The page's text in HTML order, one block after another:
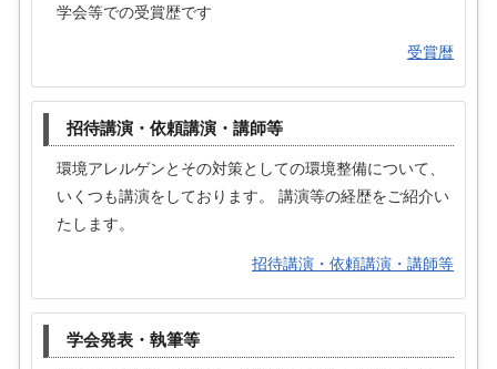
学会等での受賞歴です
受賞暦
招待講演・依頼講演・講師等
環境アレルゲンとその対策としての環境整備について、
いくつも講演をしております。 講演等の経歴をご紹介い
たします。
招待講演・依頼講演・講師等
学会発表・執筆等